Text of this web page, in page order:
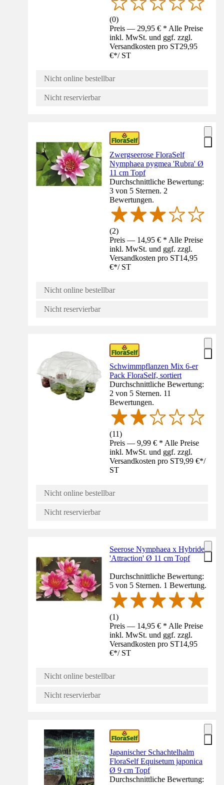
(0)
Preis — 29,95 € * Alle Preise
inkl. MwSt. und ggf. zzgl.
Versandkosten pro ST29,95
€*/ ST
Nicht online bestellbar
Nicht reservierbar
Zwergseerose FloraSelf
Nymphaea pygmea 'Rubra' Ø
11 cm Topf
Durchschnittliche Bewertung:
3 von 5 Sternen. 2
Bewertungen.
(2)
Preis — 14,95 € * Alle Preise
inkl. MwSt. und ggf. zzgl.
Versandkosten pro ST14,95
€*/ ST
Nicht online bestellbar
Nicht reservierbar
Schwimmpflanzen Mix 6-er
Pack FloraSelf, sortiert
Durchschnittliche Bewertung:
2 von 5 Sternen. 11
Bewertungen.
(11)
Preis — 9,99 € * Alle Preise
inkl. MwSt. und ggf. zzgl.
Versandkosten pro ST9,99 €*/
ST
Nicht online bestellbar
Nicht reservierbar
Seerose Nymphaea x Hybride
'Attraction' Ø 11 cm Topf
Durchschnittliche Bewertung:
5 von 5 Sternen. 1 Bewertung.
(1)
Preis — 14,95 € * Alle Preise
inkl. MwSt. und ggf. zzgl.
Versandkosten pro ST14,95
€*/ ST
Nicht online bestellbar
Nicht reservierbar
Japanischer Schachtelhalm
FloraSelf Equisetum japonica
Ø 9 cm Topf
Durchschnittliche Bewertung: